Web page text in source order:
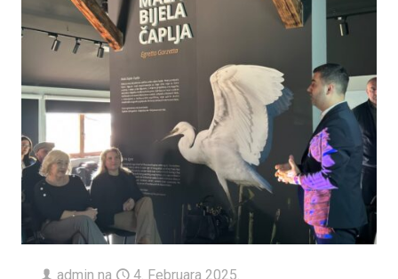
admin na 4. Februara 2025.